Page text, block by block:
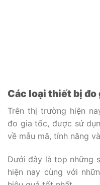
Các loại thiết bị
Trên thị trường hiện
đo gia tốc, được sử
về mẫu mã, tính năng
Dưới đây là top những
hiện nay cùng với